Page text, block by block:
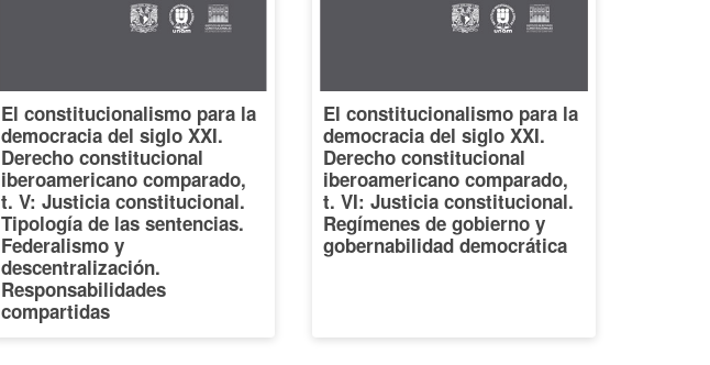
El constitucionalismo para la
democracia del siglo XXI.
Derecho constitucional
iberoamericano comparado,
t. V: Justicia constitucional.
Tipología de las sentencias.
Federalismo y
descentralización.
Responsabilidades
compartidas
El constitucionalismo para la
democracia del siglo XXI.
Derecho constitucional
iberoamericano comparado,
t. VI: Justicia constitucional.
Regímenes de gobierno y
gobernabilidad democrática